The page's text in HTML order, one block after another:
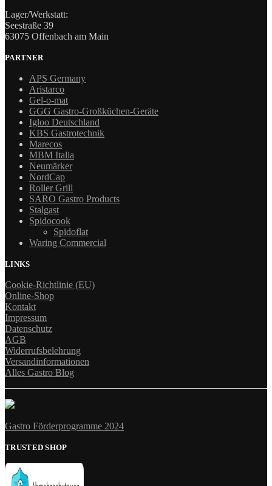
Lager/Werkstatt:
Seestraße 39
63075 Offenbach am Main
PARTNER
APS Germany
Aristarco
Gel-o-mat
GGG Gastro-Großküchen-Geräte
Igloo Deutschland
KBS Gastrotechnik
Marecos
MBM Italia
Neumärker
NordCap
Roller Grill
SARO Gastro Products
Stalgast
Spidocook
Spidoflat
Waring Commercial
LINKS
Cookie-Richtlinie (EU)
Online-Shop
Kontakt
Impressum
Datenschutz
AGB
Widerrufsbelehrung
Versandinformationen
Alles Gastro Blog
Gastro Förderprogramme 2024
TRUSTED SHOP